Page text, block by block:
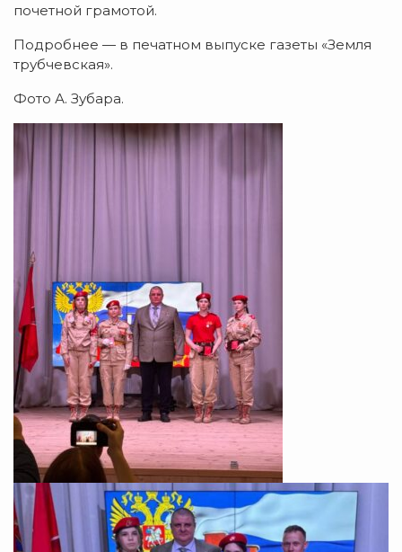
почетной грамотой.
Подробнее — в печатном выпуске газеты «Земля
трубчевская».
Фото А. Зубара.